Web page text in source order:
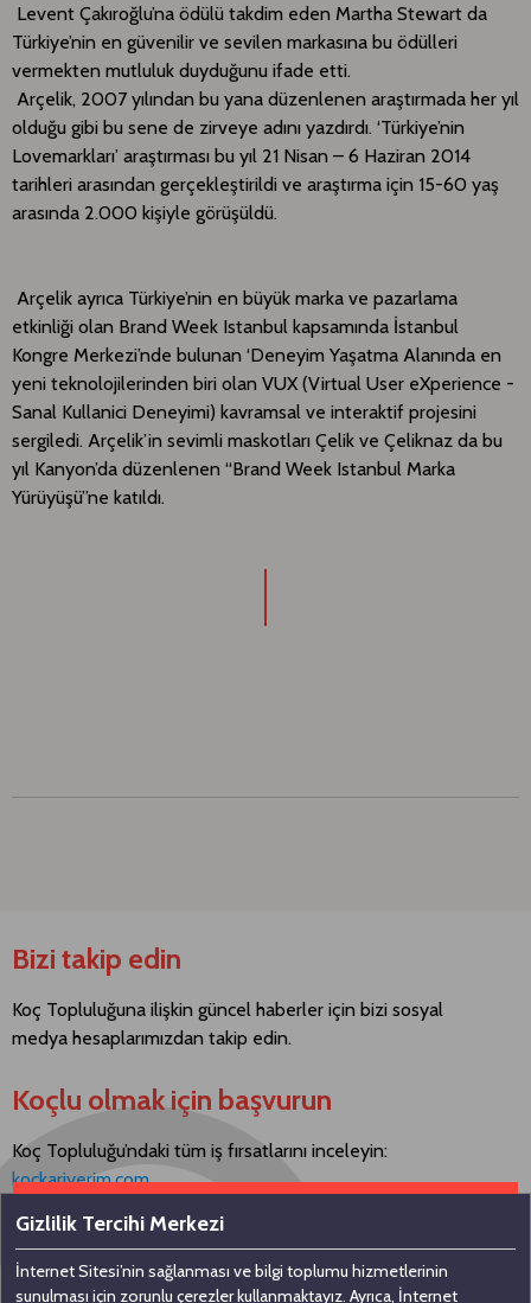
Levent Çakıroğlu’na ödülü takdim eden Martha Stewart da
Türkiye’nin en güvenilir ve sevilen markasına bu ödülleri
vermekten mutluluk duyduğunu ifade etti.
Arçelik, 2007 yılından bu yana düzenlenen araştırmada her yıl
olduğu gibi bu sene de zirveye adını yazdırdı. ‘Türkiye’nin
Lovemarkları’ araştırması bu yıl 21 Nisan – 6 Haziran 2014
tarihleri arasından gerçekleştirildi ve araştırma için 15-60 yaş
arasında 2.000 kişiyle görüşüldü.
Arçelik ayrıca Türkiye’nin en büyük marka ve pazarlama
etkinliği olan Brand Week Istanbul kapsamında İstanbul
Kongre Merkezi’nde bulunan ‘Deneyim Yaşatma Alanında en
yeni teknolojilerinden biri olan VUX (Virtual User eXperience -
Sanal Kullanici Deneyimi) kavramsal ve interaktif projesini
sergiledi. Arçelik’in sevimli maskotları Çelik ve Çeliknaz da bu
yıl Kanyon’da düzenlenen “Brand Week Istanbul Marka
Yürüyüşü”ne katıldı.​
Bizi takip edin
Koç Topluluğuna ilişkin güncel haberler için bizi sosyal
medya hesaplarımızdan takip edin.
Koçlu olmak için başvurun
Koç Topluluğu’ndaki tüm iş fırsatlarını inceleyin:
kockariyerim.com
Gizlilik Tercihi Merkezi
İnternet Sitesi’nin sağlanması ve bilgi toplumu hizmetlerinin
sunulması için zorunlu çerezler kullanmaktayız. Ayrıca, İnternet